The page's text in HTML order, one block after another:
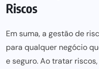
Riscos
Em suma, a gestão de
para qualquer negócio
e seguro. Ao tratar